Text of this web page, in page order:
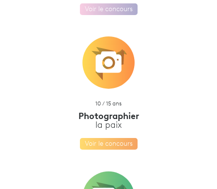
Voir le concours
10 / 15 ans
Photographier
la paix
Voir le concours